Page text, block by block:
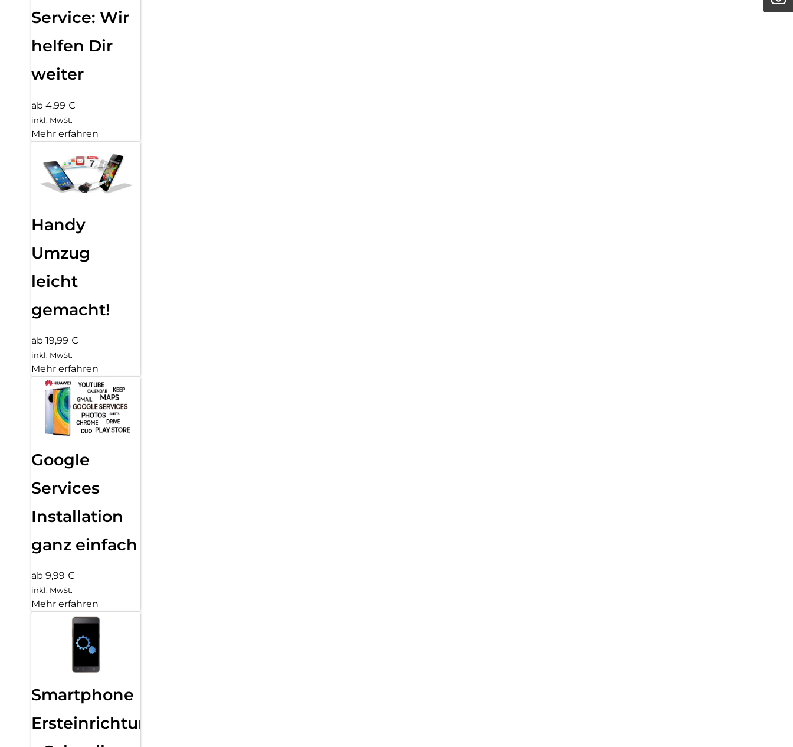
Service: Wir
helfen Dir
weiter
ab 4,99 €
inkl. MwSt.
Mehr erfahren
Handy
Umzug
leicht
gemacht!
ab 19,99 €
inkl. MwSt.
Mehr erfahren
Google
Services
Installation
ganz einfach
ab 9,99 €
inkl. MwSt.
Mehr erfahren
Smartphone
Ersteinrichtung